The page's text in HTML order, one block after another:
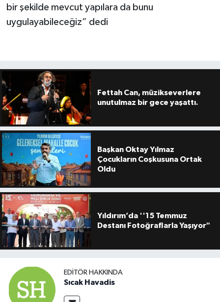
bir şekilde mevcut yapılara da bunu
uygulayabileceğiz” dedi
Fettah Can, müzikseverlere
unutulmaz bir gece yaşattı.
Başkan Oktay Yılmaz
Çocukların Coşkusuna Ortak
Oldu
Yıldırım’da ''15 Temmuz
Destanı Fotoğraflarla Yaşıyor"
EDITÖR HAKKINDA
Sıcak Havadis